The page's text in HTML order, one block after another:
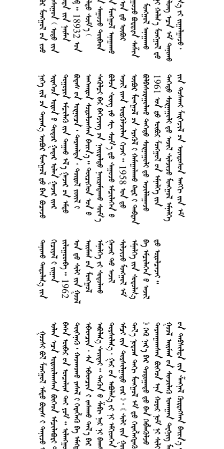
                                                       1958              1961                    







































1
9
6
2

















































































































 
                                                                                                  